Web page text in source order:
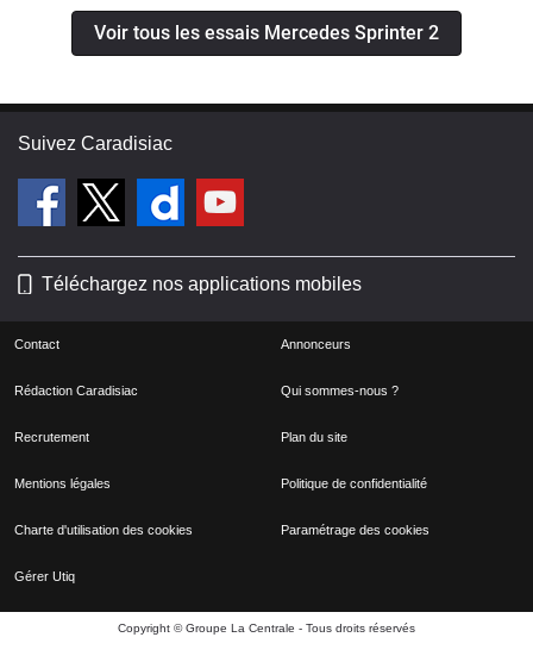
Voir tous les essais Mercedes Sprinter 2
Suivez Caradisiac
Téléchargez nos applications mobiles
Contact Annonceurs
Rédaction Caradisiac Qui sommes-nous ?
Recrutement Plan du site
Mentions légales Politique de confidentialité
Charte d'utilisation des cookies Paramétrage des cookies
Gérer Utiq
Copyright © Groupe La Centrale - Tous droits réservés